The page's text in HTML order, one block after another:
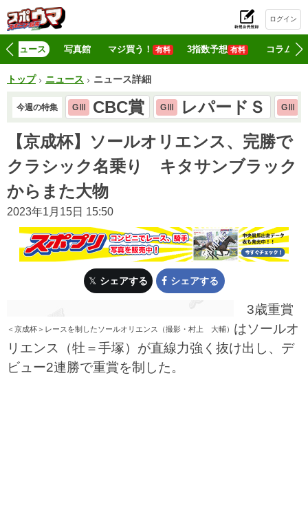
ログイン
ニュース 写真館 マジ買う！ 有料 3指数予想 有料 コラム
トップ ニュース ニュース詳細
今週の特集 GⅢ CBC賞 GⅢ レパードＳ GⅢ
【京成杯】ソールオリエンス、完勝で
クラシック名乗り キタサンブラック
からまた大物
2023年1月15日 15:50
シェアする シェアする
＜京成杯＞レースを制したソールオリエンス（撮影・村上 大輔）
3歳重賞
はソールオ
リエンス（牡＝手塚）が直線力強く抜け出し、デ
ビュー2連勝で重賞を制した。